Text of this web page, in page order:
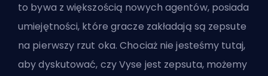
to bywa z większością nowych agentów, posiada
umiejętności, które gracze zakładają są zepsute
na pierwszy rzut oka. Chociaż nie jesteśmy tutaj,
aby dyskutować, czy Vyse jest zepsuta, możemy